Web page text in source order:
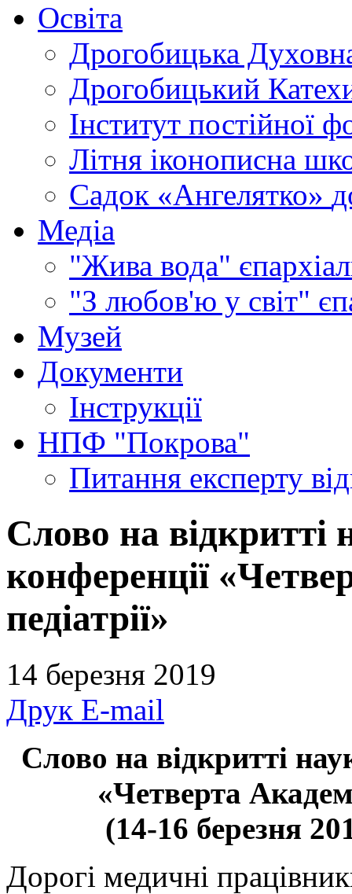
Освіта
Дрогобицька
Дрогобицький
Інститут постійної
Літня іконописна
Садок «Ангелятко»
Медіа
"Жива вода"
"З любов'ю у світ"
Музей
Документи
Інструкції
НПФ "Покрова"
Питання експерту
Слово на відкритті
конференції
педіатрії»
14 березня 2019
Друк E-mail
Слово на відкритті
«Четверта
(14-16 березня
Дорогі медичні